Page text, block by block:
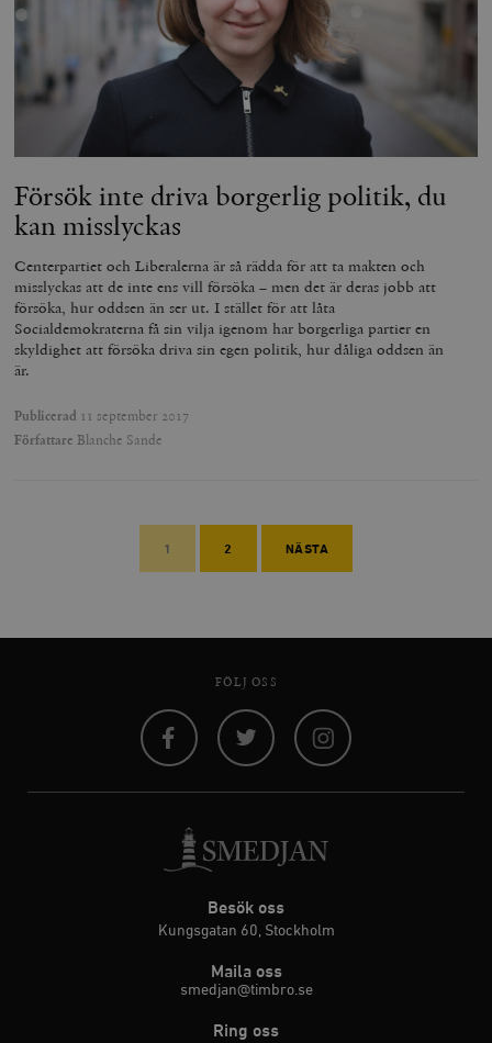
Försök inte driva borgerlig politik, du
kan misslyckas
Centerpartiet och Liberalerna är så rädda för att ta makten och
misslyckas att de inte ens vill försöka – men det är deras jobb att
försöka, hur oddsen än ser ut. I stället för att låta
Socialdemokraterna få sin vilja igenom har borgerliga partier en
skyldighet att försöka driva sin egen politik, hur dåliga oddsen än
är.
Publicerad 11 september 2017
Författare Blanche Sande
1 2 NÄSTA
FÖLJ OSS
Besök oss
Kungsgatan 60, Stockholm
Maila oss
smedjan@timbro.se
Ring oss